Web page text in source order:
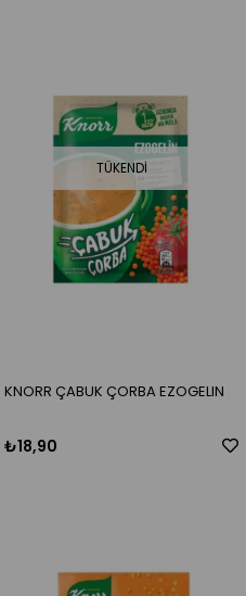
TÜKENDI
KNORR ÇABUK ÇORBA EZOGELIN
₺18,90